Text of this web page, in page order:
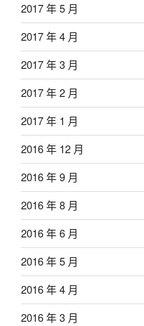
2017 年 5 月
2017 年 4 月
2017 年 3 月
2017 年 2 月
2017 年 1 月
2016 年 12 月
2016 年 9 月
2016 年 8 月
2016 年 6 月
2016 年 5 月
2016 年 4 月
2016 年 3 月